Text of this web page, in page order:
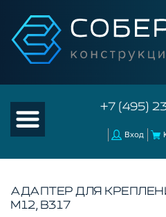
+7 (495)
Вход
АДАПТЕР ДЛЯ
М12, B317